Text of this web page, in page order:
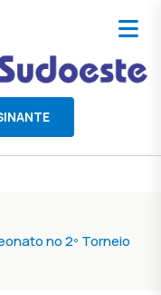
no 2º Torneio